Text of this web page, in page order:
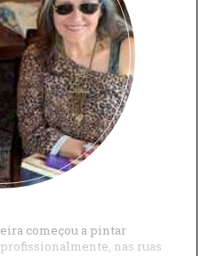
começou a pintar
nas ruas